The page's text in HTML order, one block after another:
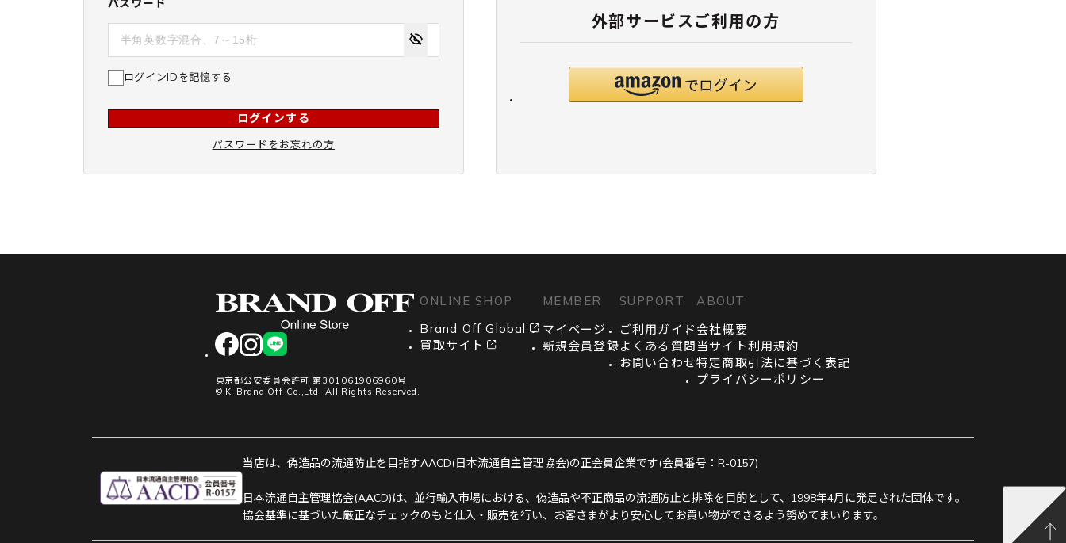
パスワード
ログインIDを記憶する
ログインする
パスワードをお忘れの方
外部サービスご利用の方
facebookinstagram
LINE
東京都公安委員会許可 第301061906960号
© K-Brand Off Co.,Ltd. All Rights Reserved.
ONLINE SHOP
Brand Off Global
買取サイト
MEMBER
マイページ
新規会員登録
SUPPORT
ご利用ガイド
よくある質問
お問い合わせ
ABOUT
会社概要
当サイト利用規約
特定商取引法に基づく表記
プライバシーポリシー
当店は、偽造品の流通防止を目指すAACD(日本流通自主管理協会)の正会員企業です(会員番号：R-0157)
日本流通自主管理協会(AACD)は、並行輸入市場における、偽造品や不正商品の流通防止と排除を目的として、1998年4月に発足された団体です。
協会基準に基づいた厳正なチェックのもと仕入・販売を行い、お客さまがより安心してお買い物ができるよう努めてまいります。